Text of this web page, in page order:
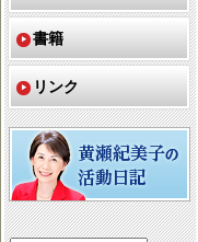
書籍
リンク